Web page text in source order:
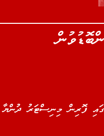
ފޮރިން މިނިސްޓަރު ދުންޔާ